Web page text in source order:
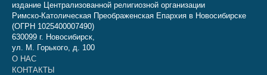
издание Централизованной религиозной организации
Римско-Католическая Преображенская Епархия в Новосибирске
(ОГРН 1025400007490)
630099 г. Новосибирск,
ул. М. Горького, д. 100
О НАС
КОНТАКТЫ